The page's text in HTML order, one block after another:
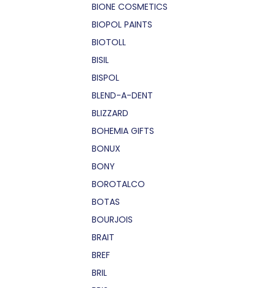
BIONE COSMETICS
BIOPOL PAINTS
BIOTOLL
BISIL
BISPOL
BLEND-A-DENT
BLIZZARD
BOHEMIA GIFTS
BONUX
BONY
BOROTALCO
BOTAS
BOURJOIS
BRAIT
BREF
BRIL